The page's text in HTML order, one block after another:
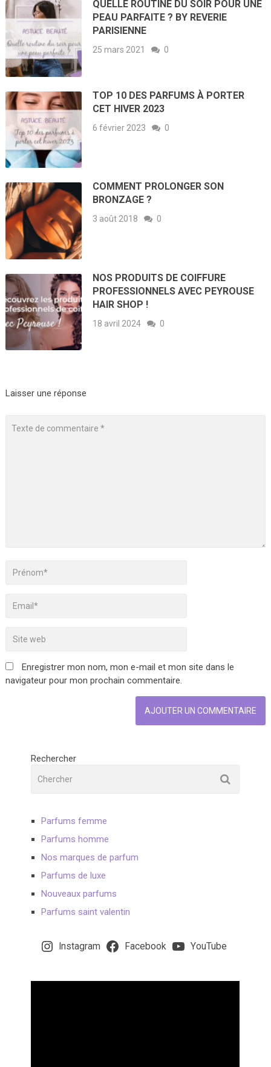
QUELLE ROUTINE DU SOIR POUR UNE
PEAU PARFAITE ? BY REVERIE
PARISIENNE
25 mars 2021 0
TOP 10 DES PARFUMS À PORTER
CET HIVER 2023
6 février 2023 0
COMMENT PROLONGER SON
BRONZAGE ?
3 août 2018 0
NOS PRODUITS DE COIFFURE
PROFESSIONNELS AVEC PEYROUSE
HAIR SHOP !
18 avril 2024 0
Laisser une réponse
Enregistrer mon nom, mon e-mail et mon site dans le
navigateur pour mon prochain commentaire.
Rechercher
Parfums femme
Parfums homme
Nos marques de parfum
Parfums de luxe
Nouveaux parfums
Parfums saint valentin
Instagram Facebook YouTube